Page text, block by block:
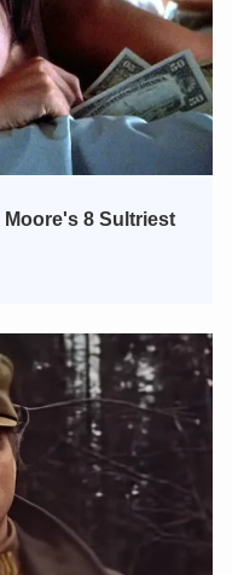
cần biết về
sàng hỗ trợ!